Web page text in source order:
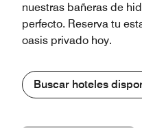
nuestras bañeras de
perfecto. Reserva tu
oasis privado hoy.
Buscar hoteles